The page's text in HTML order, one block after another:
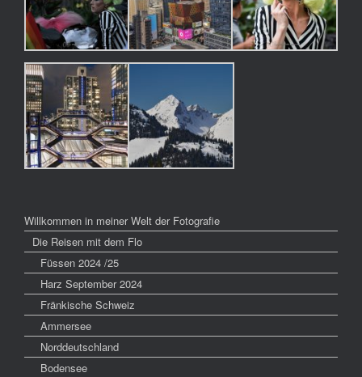
Willkommen in meiner Welt der Fotografie
Die Reisen mit dem Flo
Füssen 2024 /25
Harz September 2024
Fränkische Schweiz
Ammersee
Norddeutschland
Bodensee